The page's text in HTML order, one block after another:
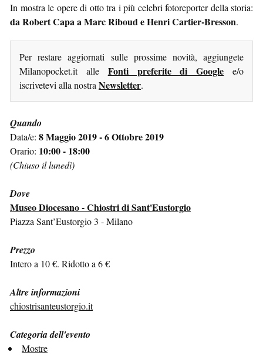
In mostra le opere di otto tra i più celebri fotoreporter della storia:
da Robert Capa a Marc Riboud e Henri Cartier-Bresson.
Per restare aggiornati sulle prossime novità, aggiungete
Milanopocket.it alle Fonti preferite di Google e/o
iscrivetevi alla nostra Newsletter.
Quando
Data/e: 8 Maggio 2019 - 6 Ottobre 2019
Orario: 10:00 - 18:00
(Chiuso il lunedì)
Dove
Museo Diocesano - Chiostri di Sant'Eustorgio
Piazza Sant’Eustorgio 3 - Milano
Prezzo
Intero a 10 €. Ridotto a 6 €
Altre informazioni
chiostrisanteustorgio.it
Categoria dell'evento
Mostre